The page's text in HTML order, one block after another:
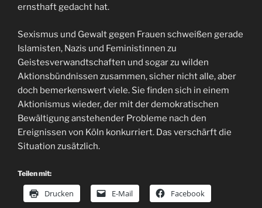
ernsthaft gedacht hat.
Sexismus und Gewalt gegen Frauen schweißen gerade
Islamisten, Nazis und Feministinnen zu
Geistesverwandtschaften und sogar zu wilden
Aktionsbündnissen zusammen, sicher nicht alle, aber
doch bemerkenswert viele. Sie finden sich in einem
Aktionismus wieder, der mit der demokratischen
Bewältigung anstehender Probleme nach den
Ereignissen von Köln konkurriert. Das verschärft die
Situation zusätzlich.
Teilen mit:
Drucken E-Mail Facebook